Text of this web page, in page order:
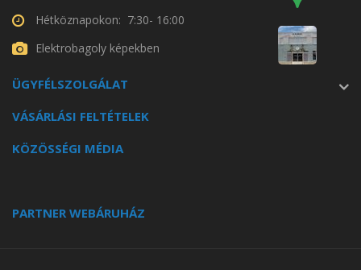
Hétköznapokon: 7:30- 16:00
Elektrobagoly képekben
ÜGYFÉLSZOLGÁLAT
VÁSÁRLÁSI FELTÉTELEK
KÖZÖSSÉGI MÉDIA
PARTNER WEBÁRUHÁZ